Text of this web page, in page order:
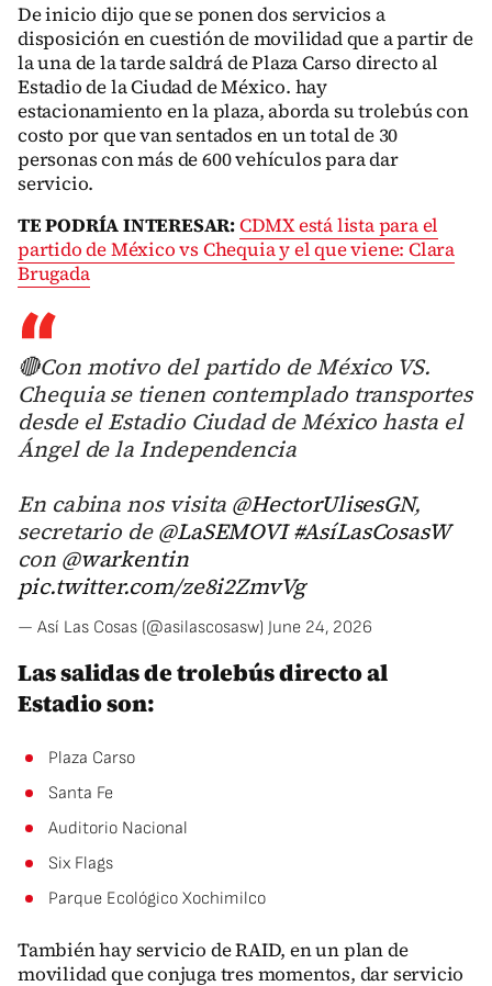
De inicio dijo que se ponen dos servicios a
disposición en cuestión de movilidad que a partir de
la una de la tarde saldrá de Plaza Carso directo al
Estadio de la Ciudad de México. hay
estacionamiento en la plaza, aborda su trolebús con
costo por que van sentados en un total de 30
personas con más de 600 vehículos para dar
servicio.
TE PODRÍA INTERESAR:CDMX está lista para el
partido de México vs Chequia y el que viene: Clara
Brugada
🔴Con motivo del partido de México VS.
Chequia se tienen contemplado transportes
desde el Estadio Ciudad de México hasta el
Ángel de la Independencia
En cabina nos visita @HectorUlisesGN,
secretario de@LaSEMOVI #AsíLasCosasW
con @warkentin
pic.twitter.com/ze8i2ZmvVg
— Así Las Cosas (@asilascosasw) June 24, 2026
Las salidas de trolebús directo al
Estadio son:
Plaza Carso
Santa Fe
Auditorio Nacional
Six Flags
Parque Ecológico Xochimilco
También hay servicio de RAID, en un plan de
movilidad que conjuga tres momentos, dar servicio